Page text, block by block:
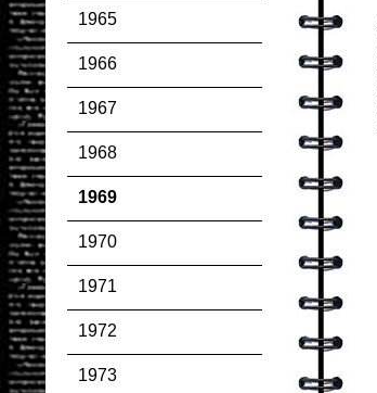
1965
1966
1967
1968
1969
1970
1971
1972
1973